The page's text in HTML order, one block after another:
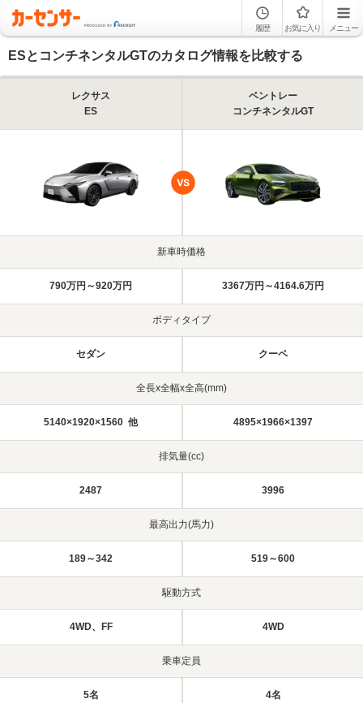
履歴 お気に入り メニュー
ESとコンチネンタルGTのカタログ情報を比較する
レクサス
ES
ベントレー
コンチネンタルGT
新車時価格
790万円～920万円 3367万円～4164.6万円
ボディタイプ
セダン クーペ
全長x全幅x全高(mm)
5140×1920×1560 他 4895×1966×1397
排気量(cc)
2487 3996
最高出力(馬力)
189～342 519～600
駆動方式
4WD、FF 4WD
乗車定員
5名 4名